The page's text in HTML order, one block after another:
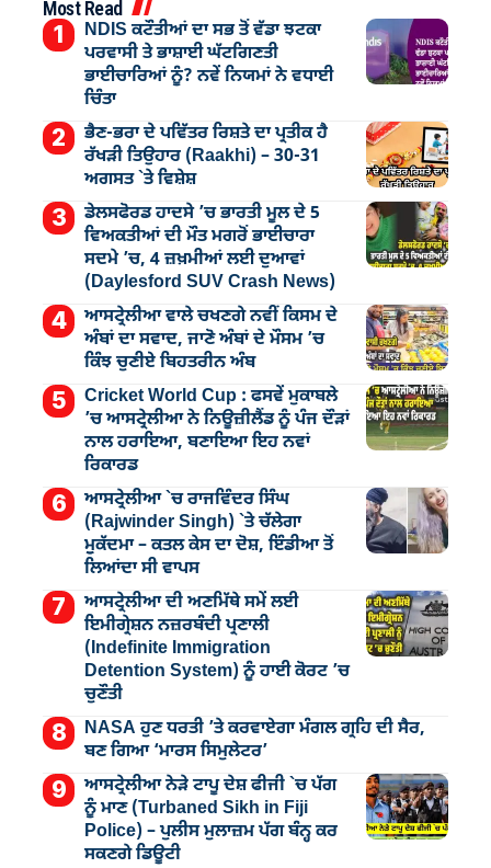
Most Read
NDIS ਕਟੌਤੀਆਂ ਦਾ ਸਭ ਤੋਂ ਵੱਡਾ ਝਟਕਾ
ਪਰਵਾਸੀ ਤੇ ਭਾਸ਼ਾਈ ਘੱਟਗਿਣਤੀ
ਭਾਈਚਾਰਿਆਂ ਨੂੰ? ਨਵੇਂ ਨਿਯਮਾਂ ਨੇ ਵਧਾਈ
ਚਿੰਤਾ
ਭੈਣ-ਭਰਾ ਦੇ ਪਵਿੱਤਰ ਰਿਸ਼ਤੇ ਦਾ ਪ੍ਰਤੀਕ ਹੈ
ਰੱਖੜੀ ਤਿਉਹਾਰ (Raakhi) – 30-31
ਅਗਸਤ `ਤੇ ਵਿਸ਼ੇਸ਼
ਡੇਲਸਫੋਰਡ ਹਾਦਸੇ ’ਚ ਭਾਰਤੀ ਮੂਲ ਦੇ 5
ਵਿਅਕਤੀਆਂ ਦੀ ਮੌਤ ਮਗਰੋਂ ਭਾਈਚਾਰਾ
ਸਦਮੇ ’ਚ, 4 ਜ਼ਖ਼ਮੀਆਂ ਲਈ ਦੁਆਵਾਂ
(Daylesford SUV Crash News)
ਆਸਟ੍ਰੇਲੀਆ ਵਾਲੇ ਚਖਣਗੇ ਨਵੀਂ ਕਿਸਮ ਦੇ
ਅੰਬਾਂ ਦਾ ਸਵਾਦ, ਜਾਣੋ ਅੰਬਾਂ ਦੇ ਮੌਸਮ ’ਚ
ਕਿੰਝ ਚੁਣੀਏ ਬਿਹਤਰੀਨ ਅੰਬ
Cricket World Cup : ਫਸਵੇਂ ਮੁਕਾਬਲੇ
’ਚ ਆਸਟ੍ਰੇਲੀਆ ਨੇ ਨਿਊਜ਼ੀਲੈਂਡ ਨੂੰ ਪੰਜ ਦੌੜਾਂ
ਨਾਲ ਹਰਾਇਆ, ਬਣਾਇਆ ਇਹ ਨਵਾਂ
ਰਿਕਾਰਡ
ਆਸਟ੍ਰੇਲੀਆ `ਚ ਰਾਜਵਿੰਦਰ ਸਿੰਘ
(Rajwinder Singh) `ਤੇ ਚੱਲੇਗਾ
ਮੁੁਕੱਦਮਾ – ਕਤਲ ਕੇਸ ਦਾ ਦੋਸ਼, ਇੰਡੀਆ ਤੋਂ
ਲਿਆਂਦਾ ਸੀ ਵਾਪਸ
ਆਸਟ੍ਰੇਲੀਆ ਦੀ ਅਣਮਿੱਥੇ ਸਮੇਂ ਲਈ
ਇਮੀਗ੍ਰੇਸ਼ਨ ਨਜ਼ਰਬੰਦੀ ਪ੍ਰਣਾਲੀ
(Indefinite Immigration
Detention System) ਨੂੰ ਹਾਈ ਕੋਰਟ ’ਚ
ਚੁਣੌਤੀ
NASA ਹੁਣ ਧਰਤੀ ’ਤੇ ਕਰਵਾਏਗਾ ਮੰਗਲ ਗ੍ਰਹਿ ਦੀ ਸੈਰ,
ਬਣ ਗਿਆ ‘ਮਾਰਸ ਸਿਮੁਲੇਟਰ’
ਆਸਟ੍ਰੇਲੀਆ ਨੇੜੇ ਟਾਪੂ ਦੇਸ਼ ਫੀਜੀ `ਚ ਪੱਗ
ਨੂੰ ਮਾਣ (Turbaned Sikh in Fiji
Police) – ਪੁਲੀਸ ਮੁਲਾਜ਼ਮ ਪੱਗ ਬੰਨ੍ਹ ਕਰ
ਸਕਣਗੇ ਡਿਊਟੀ